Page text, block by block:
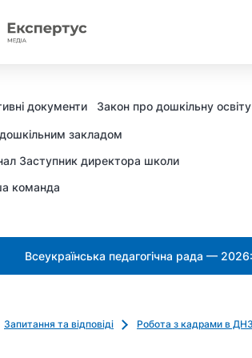
документи Закон про дошкільну освіту
закладом
Заступник директора школи
команда
Всеукраїнська педагогічна рада —
Запитання та відповіді Робота з кадрами в ДНЗ